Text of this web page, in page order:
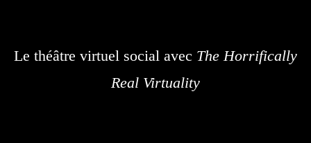
Le théâtre virtuel social avec The Horrifically
Real Virtuality